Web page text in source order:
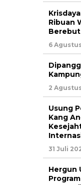
Ribuan
6
2
Usung
Kang
31 Juli
Hergun